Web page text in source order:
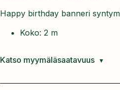
Happy birthday banneri
Koko: 2 m
Katso myymäläsaatavuus